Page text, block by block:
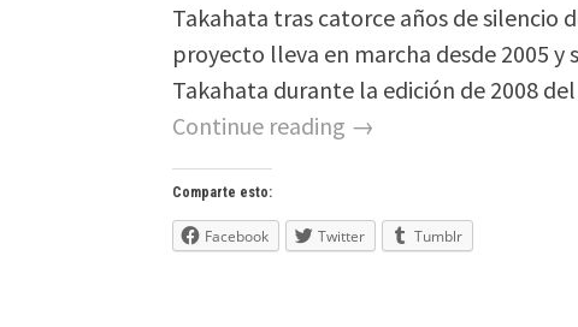
Takahata tras catorce años de silencio
proyecto lleva en marcha desde 2005
Takahata durante la edición de 2008
Continue reading →
Comparte esto:
Facebook Twitter Tumblr